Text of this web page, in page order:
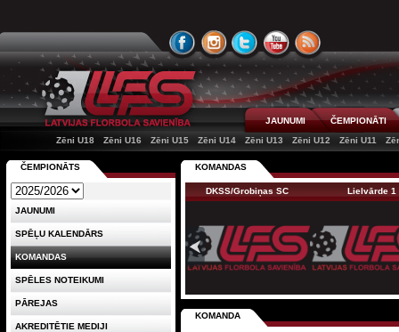
JAUNUMI
ČEMPIONĀTI
Zēni U18
Zēni U16 Zēni U15 Zēni U14 Zēni U13 Zēni U12 Zēni U11
KOMANDAS
DKSS/Grobiņas SC Lielvārde 1
KOMANDA
ČEMPIONĀTS
JAUNUMI
SPĒĻU KALENDĀRS
KOMANDAS
SPĒLES NOTEIKUMI
PĀREJAS
AKREDITĒTIE MEDIJI